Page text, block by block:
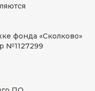
фонда «Сколково»
№1127299